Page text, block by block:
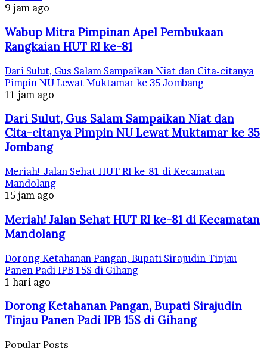
9 jam ago
Wabup Mitra Pimpinan Apel Pembukaan
Rangkaian HUT RI ke-81
Dari Sulut, Gus Salam Sampaikan Niat dan Cita-citanya
Pimpin NU Lewat Muktamar ke 35 Jombang
11 jam ago
Dari Sulut, Gus Salam Sampaikan Niat dan
Cita-citanya Pimpin NU Lewat Muktamar ke 35
Jombang
Meriah! Jalan Sehat HUT RI ke-81 di Kecamatan
Mandolang
15 jam ago
Meriah! Jalan Sehat HUT RI ke-81 di Kecamatan
Mandolang
Dorong Ketahanan Pangan, Bupati Sirajudin Tinjau
Panen Padi IPB 15S di Gihang
1 hari ago
Dorong Ketahanan Pangan, Bupati Sirajudin
Tinjau Panen Padi IPB 15S di Gihang
Popular Posts